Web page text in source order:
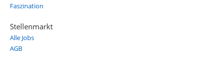
Faszination
Stellenmarkt
Alle Jobs
AGB